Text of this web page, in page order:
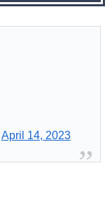
April 14, 2023